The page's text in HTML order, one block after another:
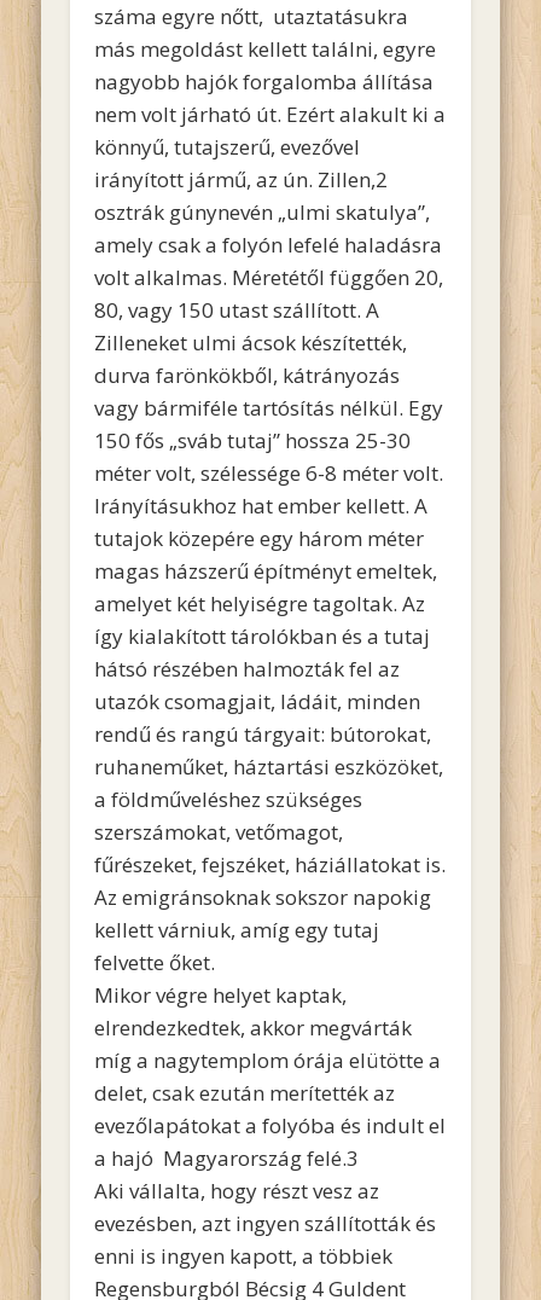
száma egyre nőtt, utaztatásukra
más megoldást kellett találni, egyre
nagyobb hajók forgalomba állítása
nem volt járható út. Ezért alakult ki a
könnyű, tutajszerű, evezővel
irányított jármű, az ún. Zillen,2
osztrák gúnynevén „ulmi skatulya”,
amely csak a folyón lefelé haladásra
volt alkalmas. Méretétől függően 20,
80, vagy 150 utast szállított. A
Zilleneket ulmi ácsok készítették,
durva farönkökből, kátrányozás
vagy bármiféle tartósítás nélkül. Egy
150 fős „sváb tutaj” hossza 25-30
méter volt, szélessége 6-8 méter volt.
Irányításukhoz hat ember kellett. A
tutajok közepére egy három méter
magas házszerű építményt emeltek,
amelyet két helyiségre tagoltak. Az
így kialakított tárolókban és a tutaj
hátsó részében halmozták fel az
utazók csomagjait, ládáit, minden
rendű és rangú tárgyait: bútorokat,
ruhaneműket, háztartási eszközöket,
a földműveléshez szükséges
szerszámokat, vetőmagot,
fűrészeket, fejszéket, háziállatokat is.
Az emigránsoknak sokszor napokig
kellett várniuk, amíg egy tutaj
felvette őket.
Mikor végre helyet kaptak,
elrendezkedtek, akkor megvárták
míg a nagytemplom órája elütötte a
delet, csak ezután merítették az
evezőlapátokat a folyóba és indult el
a hajó Magyarország felé.3
Aki vállalta, hogy részt vesz az
evezésben, azt ingyen szállították és
enni is ingyen kapott, a többiek
Regensburgból Bécsig 4 Guldent